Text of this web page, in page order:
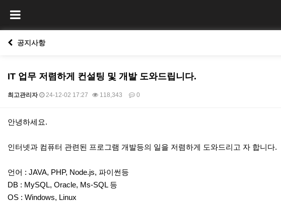
공지사항
IT 업무 저렴하게 컨설팅 및 개발 도와드립니다.
최고관리자 24-12-02 17:27 118,343 0
본문
안녕하세요.
인터넷과 컴퓨터 관련된 프로그램 개발등의 일을 저렴하게 도와드리고 자 합니다.
언어 : JAVA, PHP, Node.js, 파이썬등
DB : MySQL, Oracle, Ms-SQL 등
OS : Windows, Linux